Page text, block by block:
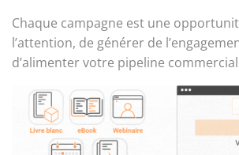
Chaque campagne est une
l’attention, de générer de
d’alimenter votre pipeline